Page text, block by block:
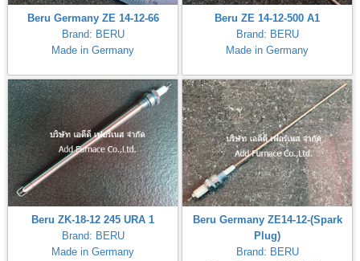
Beru Germany ZE 14-12-66
Brand: BERU
Made in Germany
Beru ZE 14-12-500 A1
Brand: BERU
Made in Germany
Beru ZK-18-12 245 URA 1
Brand: BERU
Made in Germany
Beru Germany ZE14-12-(Spark
Plug)
Brand: BERU